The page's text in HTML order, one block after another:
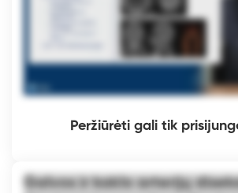
Peržiūrėti gali tik
Galvos ir kaklo arterijų